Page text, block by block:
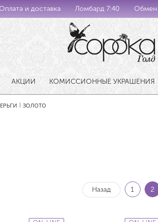
и доставка Ломбард 7:40 Обмен
АКЦИИ КОМИССИОННЫЕ УКРАШЕНИЯ
ЗОЛОТО
Назад 1 2